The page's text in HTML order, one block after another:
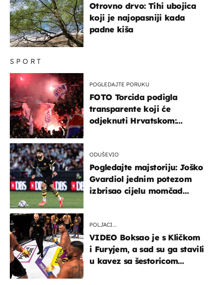
SPORT
POGLEDAJTE PORUKU
FOTO Torcida podigla
transparente koji će
odjeknuti Hrvatskom:
ODUŠEVIO
Pogledajte majstoriju: Joško
Gvardiol jednim potezom
izbrisao cijelu momčad
POLJACI...
VIDEO Boksao je s Kličkom
i Furyjem, a sad su ga stavili
u kavez sa šestoricom
Otrovno drvo: Tihi ubojica
koji je najopasniji kada
padne kiša